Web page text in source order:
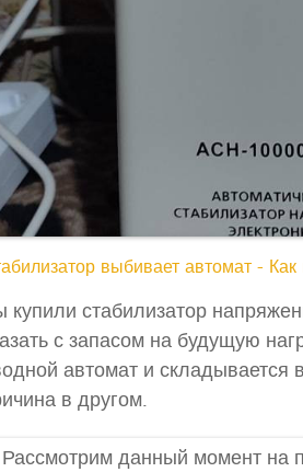
выбивает автомат - Как
купили стабилизатор
с запасом на будущую
автомат и складывается
в другом.
Рассмотрим данный момент на